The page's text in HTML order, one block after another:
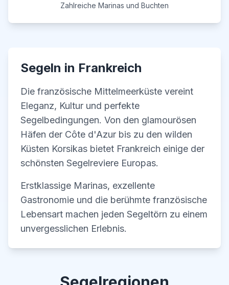
Zahlreiche Marinas und Buchten
Segeln in Frankreich
Die französische Mittelmeerküste vereint
Eleganz, Kultur und perfekte
Segelbedingungen. Von den glamourösen
Häfen der Côte d'Azur bis zu den wilden
Küsten Korsikas bietet Frankreich einige der
schönsten Segelreviere Europas.
Erstklassige Marinas, exzellente
Gastronomie und die berühmte französische
Lebensart machen jeden Segeltörn zu einem
unvergesslichen Erlebnis.